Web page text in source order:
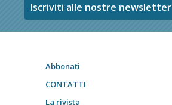
Iscriviti alle nostre newsletter
Abbonati
CONTATTI
La rivista